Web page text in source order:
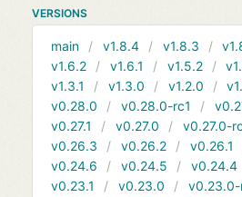
VERSIONS
main v1.8.4 v1.8.3
v1.6.2
v1.6.1 v1.5.2
v1.3.1
v1.3.0 v1.2.0
v0.28.0
v0.28.0-rc1
v0.27.1
v0.27.0 v0.27.0-
v0.26.3
v0.26.2 v0.26.1
v0.24.6
v0.24.5 v0.24.4
v0.23.1
v0.23.0 v0.23.0-